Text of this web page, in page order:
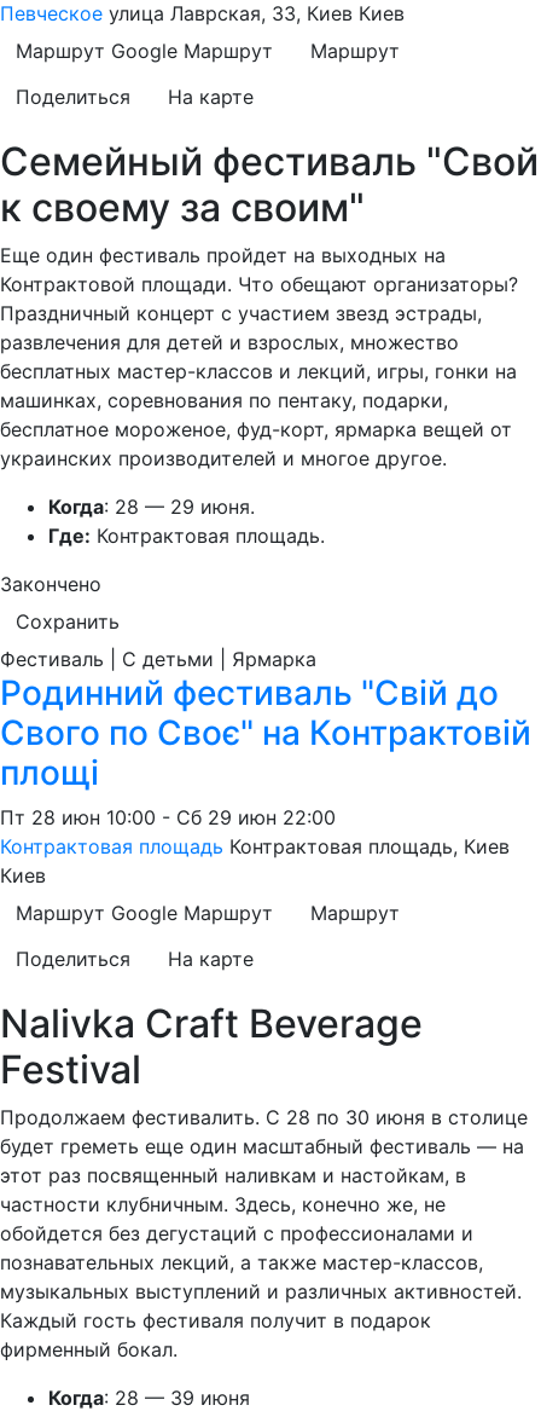
Певческое улица Лаврская, 33, Киев Киев
Маршрут Google Маршрут
Маршрут
Поделиться
На карте
Семейный фестиваль "Свой
к своему за своим"
Еще один фестиваль пройдет на выходных на
Контрактовой площади. Что обещают организаторы?
Праздничный концерт с участием звезд эстрады,
развлечения для детей и взрослых, множество
бесплатных мастер-классов и лекций, игры, гонки на
машинках, соревнования по пентаку, подарки,
бесплатное мороженое, фуд-корт, ярмарка вещей от
украинских производителей и многое другое.
Когда: 28 — 29 июня.
Где: Контрактовая площадь.
Закончено
Сохранить
Фестиваль | С детьми | Ярмарка
Родинний фестиваль "Свій до
Свого по Своє" на Контрактовій
площі
Пт 28 июн 10:00 - Сб 29 июн 22:00
Контрактовая площадь Контрактовая площадь, Киев
Киев
Маршрут Google Маршрут
Маршрут
Поделиться
На карте
Nalivka Craft Beverage
Festival
Продолжаем фестивалить. С 28 по 30 июня в столице
будет греметь еще один масштабный фестиваль — на
этот раз посвященный наливкам и настойкам, в
частности клубничным. Здесь, конечно же, не
обойдется без дегустаций с профессионалами и
познавательных лекций, а также мастер-классов,
музыкальных выступлений и различных активностей.
Каждый гость фестиваля получит в подарок
фирменный бокал.
Когда: 28 — 39 июня